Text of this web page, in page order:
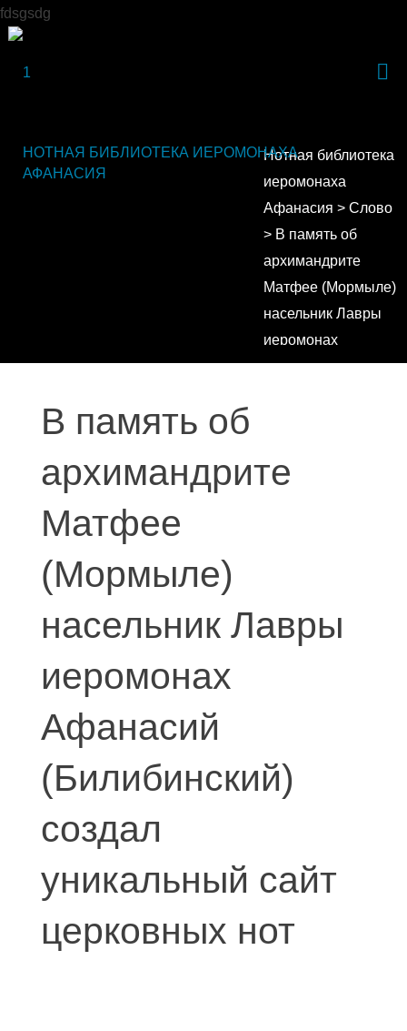
fdsgsdg
НОТНАЯ БИБЛИОТЕКА ИЕРОМОНАХА
АФАНАСИЯ
Нотная библиотека
иеромонаха
Афанасия >Слово
> В память об
архимандрите
Матфее (Мормыле)
насельник Лавры
иеромонах
Афанасий
В память об
архимандрите
Матфее
(Мормыле)
насельник Лавры
иеромонах
Афанасий
(Билибинский)
создал
уникальный сайт
церковных нот